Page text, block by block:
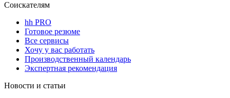
Соискателям
hh PRO
Готовое резюме
Все сервисы
Хочу у вас работать
Производственный календарь
Экспертная рекомендация
Новости и статьи